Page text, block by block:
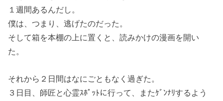
１週間あるんだし。
僕は、つまり、逃げたのだった。
そして箱を本棚の上に置くと、読みかけの漫画を開い
た。
それから２日間はなにごともなく過ぎた。
３日目、師匠と心霊ｽﾎﾟｯﾄに行って、またｹﾞﾝﾅﾘするよう